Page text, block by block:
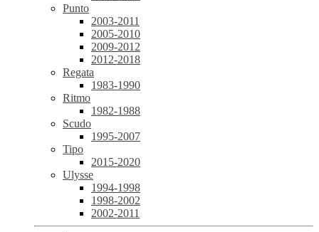
Punto
2003-2011
2005-2010
2009-2012
2012-2018
Regata
1983-1990
Ritmo
1982-1988
Scudo
1995-2007
Tipo
2015-2020
Ulysse
1994-1998
1998-2002
2002-2011